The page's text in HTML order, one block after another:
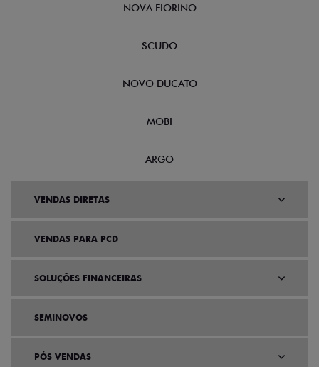
NOVA FIORINO
SCUDO
NOVO DUCATO
MOBI
ARGO
VENDAS DIRETAS
VENDAS PARA PCD
SOLUÇÕES FINANCEIRAS
SEMINOVOS
PÓS VENDAS